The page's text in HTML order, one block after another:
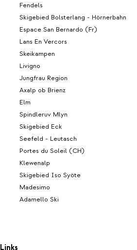
Fendels
Skigebied Bolsterlang - Hörnerbahn
Espace San Bernardo (Fr)
Lans En Vercors
Skeikampen
Livigno
Jungfrau Region
Axalp ob Brienz
Elm
Spindleruv Mlyn
Skigebied Eck
Seefeld - Leutasch
Portes du Soleil (CH)
Klewenalp
Skigebied Iso Syöte
Madesimo
Adamello Ski
Links